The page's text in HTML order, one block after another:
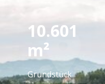
10.601
m²
Grundstück